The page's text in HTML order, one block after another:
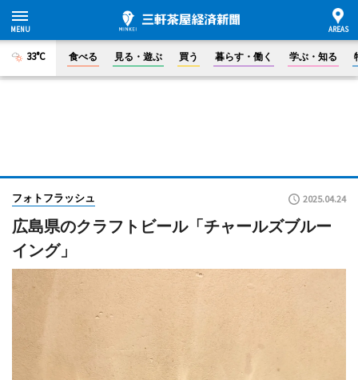
33°C 食べる 見る・遊ぶ 買う 暮らす・働く 学ぶ・知る
フォトフラッシュ 2025.04.24
広島県のクラフトビール「チャールズブルー
イング」